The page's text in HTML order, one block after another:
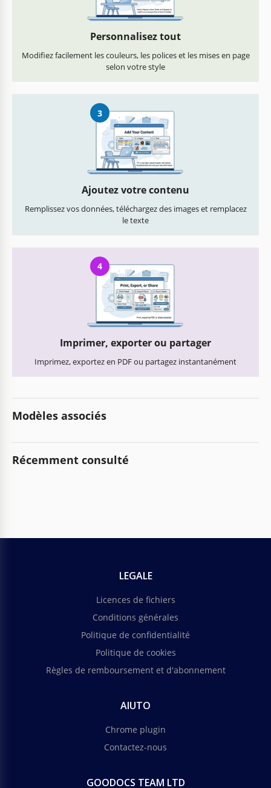
Personnalisez tout
Modifiez facilement les couleurs, les polices et les mises en page
selon votre style
3
Ajoutez votre contenu
Remplissez vos données, téléchargez des images et remplacez
le texte
4
Imprimer, exporter ou partager
Imprimez, exportez en PDF ou partagez instantanément
Modèles associés
Récemment consulté
LEGALE
Licences de fichiers
Conditions générales
Politique de confidentialité
Politique de cookies
Règles de remboursement et d'abonnement
AIUTO
Chrome plugin
Contactez-nous
GOODOCS TEAM LTD